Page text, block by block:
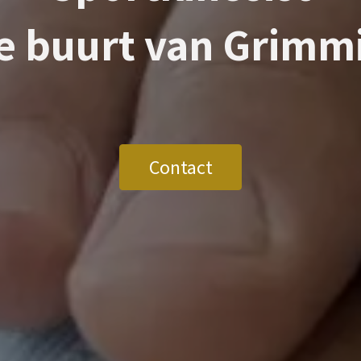
buurt van
Contact